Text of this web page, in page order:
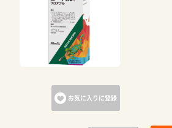
お気に入りに登録